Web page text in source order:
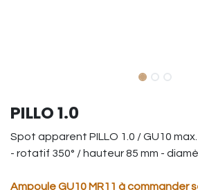
PILLO 1.0
Spot apparent PILLO 1.0 / GU10
- rotatif 350° / hauteur 85 mm -
Ampoule GU10 MR11 à commander